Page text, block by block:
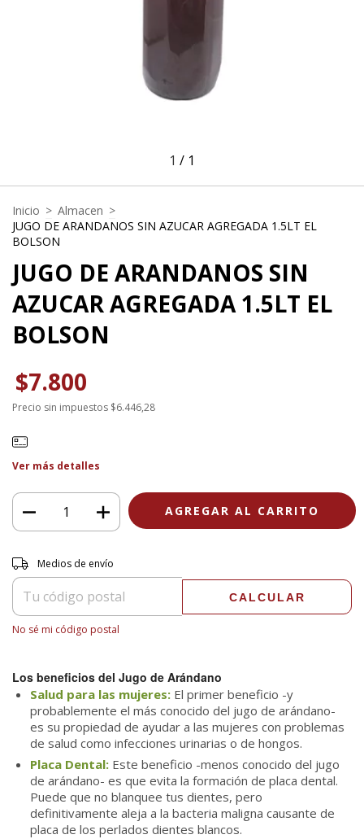
1 / 1
Inicio > Almacen >
JUGO DE ARANDANOS SIN AZUCAR AGREGADA 1.5LT EL
BOLSON
JUGO DE ARANDANOS SIN
AZUCAR AGREGADA 1.5LT EL
BOLSON
$7.800
Precio sin impuestos $6.446,28
Ver más detalles
Entregas para el CP:
Medios de envío
CALCULAR
No sé mi código postal
Los beneficios del Jugo de Arándano
Salud para las mujeres: El primer beneficio -y
probablemente el más conocido del jugo de arándano-
es su propiedad de ayudar a las mujeres con problemas
de salud como infecciones urinarias o de hongos.
Placa Dental: Este beneficio -menos conocido del jugo
de arándano- es que evita la formación de placa dental.
Puede que no blanquee tus dientes, pero
definitivamente aleja a la bacteria maligna causante de
placa de los perlados dientes blancos.